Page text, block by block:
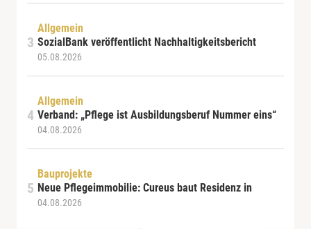
Allgemein
SozialBank veröffentlicht Nachhaltigkeitsbericht
05.08.2026
Allgemein
Verband: „Pflege ist Ausbildungsberuf Nummer eins“
04.08.2026
Bauprojekte
Neue Pflegeimmobilie: Cureus baut Residenz in
04.08.2026